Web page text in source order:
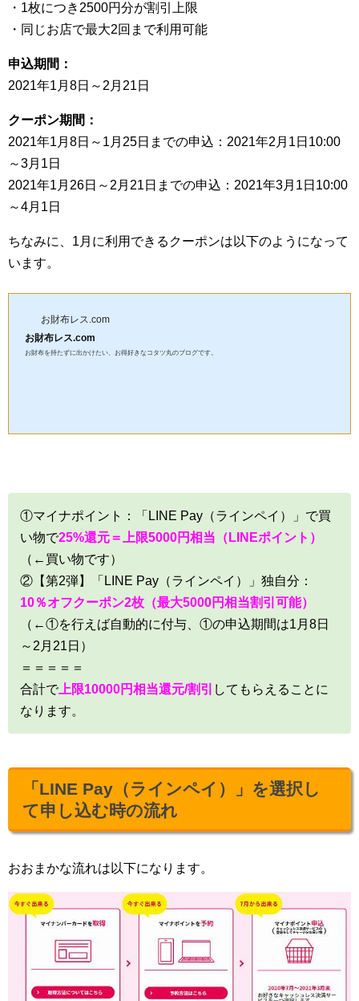
・1枚につき2500円分が割引上限
・同じお店で最大2回まで利用可能
申込期間：
2021年1月8日～2月21日
クーポン期間：
2021年1月8日～1月25日までの申込：2021年2月1日10:00
～3月1日
2021年1月26日～2月21日までの申込：2021年3月1日10:00
～4月1日
ちなみに、1月に利用できるクーポンは以下のようになって
います。
お財布レス.com
お財布レス.com
お財布を持たずに出かけたい、お得好きなコタツ丸のブログです。
①マイナポイント：「LINE Pay（ラインペイ）」で買
い物で25%還元＝上限5000円相当（LINEポイント）
（←買い物です）
②【第2弾】「LINE Pay（ラインペイ）」独自分：
10％オフクーポン2枚（最大5000円相当割引可能）
（←①を行えば自動的に付与、①の申込期間は1月8日
～2月21日）
＝＝＝＝＝
合計で上限10000円相当還元/割引 してもらえることに
なります。
「LINE Pay（ラインペイ）」を選択し
て申し込む時の流れ
おおまかな流れは以下になります。